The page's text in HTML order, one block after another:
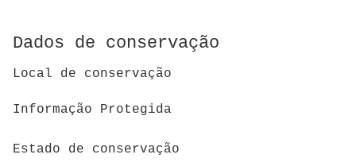
Dados de conservação
Local de conservação
Informação Protegida
Estado de conservação